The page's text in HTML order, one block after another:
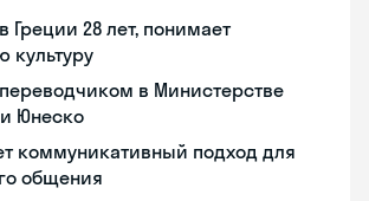
Греции 28 лет, понимает
культуру
в Министерстве
Юнеско
коммуникативный подход для
общения